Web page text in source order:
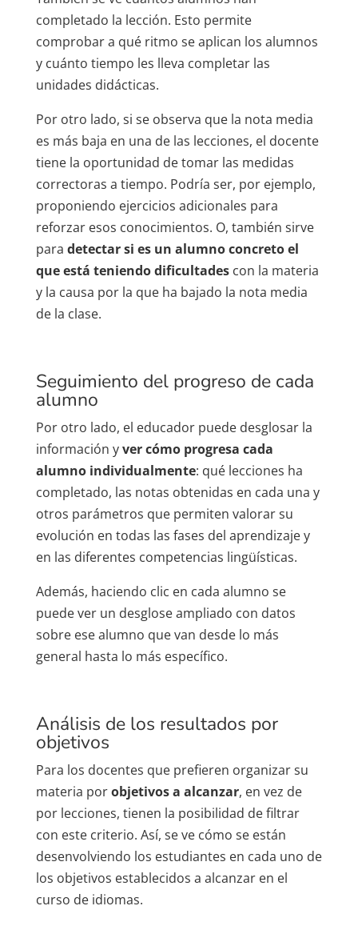
completado la lección. Esto permite
comprobar a qué ritmo se aplican los alumnos
y cuánto tiempo les lleva completar las
unidades didácticas.
Por otro lado, si se observa que la nota media
es más baja en una de las lecciones, el docente
tiene la oportunidad de tomar las medidas
correctoras a tiempo. Podría ser, por ejemplo,
proponiendo ejercicios adicionales para
reforzar esos conocimientos. O, también sirve
para detectar si es un alumno concreto el
que está teniendo dificultadescon la materia
y la causa por la que ha bajado la nota media
de la clase.
Seguimiento del progreso de cada
alumno
Por otro lado, el educador puede desglosar la
información yver cómo progresa cada
alumno individualmente: qué lecciones ha
completado, las notas obtenidas en cada una y
otros parámetros que permiten valorar su
evolución en todas las fases del aprendizaje y
en las diferentes competencias lingüísticas.
Además, haciendo clic en cada alumno se
puede ver un desglose ampliado con datos
sobre ese alumno que van desde lo más
general hasta lo más específico.
Análisis de los resultados por
objetivos
Para los docentes que prefieren organizar su
materia porobjetivos a alcanzar, en vez de
por lecciones, tienen la posibilidad de filtrar
con este criterio. Así, se ve cómo se están
desenvolviendo los estudiantes en cada uno de
los objetivos establecidos a alcanzar en el
curso de idiomas.